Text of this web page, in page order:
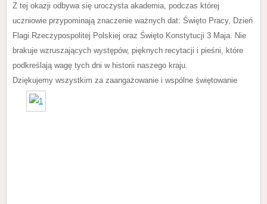
Z tej okazji odbywa się uroczysta akademia, podczas której
uczniowie przypominają znaczenie ważnych dat: Święto Pracy, Dzień
Flagi Rzeczypospolitej Polskiej oraz Święto Konstytucji 3 Maja. Nie
brakuje wzruszających występów, pięknych recytacji i pieśni, które
podkreślają wagę tych dni w historii naszego kraju.
Dziękujemy wszystkim za zaangażowanie i wspólne świętowanie